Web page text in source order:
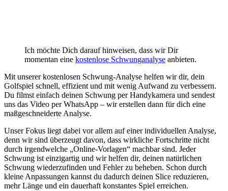
Ich möchte Dich darauf hinweisen, dass wir Dir
momentan eine kostenlose Schwunganalyse anbieten.
Mit unserer kostenlosen Schwung-Analyse helfen wir dir, dein
Golfspiel schnell, effizient und mit wenig Aufwand zu verbessern.
Du filmst einfach deinen Schwung per Handykamera und sendest
uns das Video per WhatsApp – wir erstellen dann für dich eine
maßgeschneiderte Analyse.
Unser Fokus liegt dabei vor allem auf einer individuellen Analyse,
denn wir sind überzeugt davon, dass wirkliche Fortschritte nicht
durch irgendwelche „Online-Vorlagen“ machbar sind. Jeder
Schwung ist einzigartig und wir helfen dir, deinen natürlichen
Schwung wiederzufinden und Fehler zu beheben. Schon durch
kleine Anpassungen kannst du dadurch deinen Slice reduzieren,
mehr Länge und ein dauerhaft konstantes Spiel erreichen.